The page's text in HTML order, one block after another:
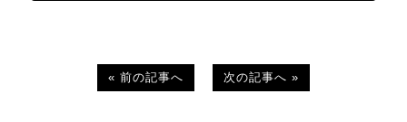
« 前の記事へ 次の記事へ »